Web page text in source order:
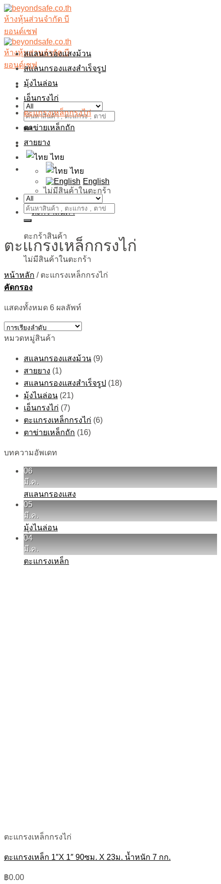
Skip
to
content
ค้นหา:
เข้าสู่ระบบ / ลงทะเบียน
0.00
ไม่มีสินค้าในตะกร้า
ตะกร้าสินค้า
ไม่มีสินค้าในตะกร้า
สแลนกรองเเสงม้วน
สแลนกรองแสงสำเร็จรูป
มุ้งไนล่อน
เอ็นกรงไก่
ตะแกรงเหล็กกรงไก่
ตาข่ายเหล็กถัก
สายยาง
ไทย
ไทย
English
ค้นหา:
ตะแกรงเหล็กกรงไก่
หน้าหลัก /ตะแกรงเหล็กกรงไก่
คัดกรอง
แสดงทั้งหมด 6 ผลลัพท์
หมวดหมู่สินค้า
สแลนกรองเเสงม้วน (9)
สายยาง (1)
สแลนกรองแสงสำเร็จรูป (18)
มุ้งไนล่อน (21)
เอ็นกรงไก่ (7)
ตะแกรงเหล็กกรงไก่ (6)
ตาข่ายเหล็กถัก (16)
บทความอัพเดท
06
มี.ค.
สแลนกรองแสง
05
มี.ค.
มุ้งไนล่อน
04
มี.ค.
ตะแกรงเหล็ก
ตะแกรงเหล็กกรงไก่
ตะแกรงเหล็ก 1″X 1″ 90ซม. X 23ม. น้ำหนัก 7 กก.
฿0.00